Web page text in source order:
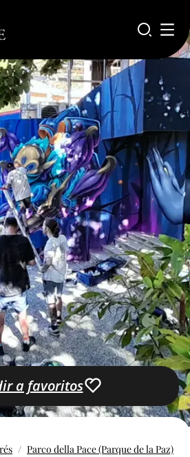
a favoritos
Parco della Pace (Parque de la Paz)